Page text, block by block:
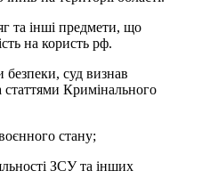
та інші предмети, що
на користь рф.
безпеки, суд визнав
Кримінального
стану;
ЗСУ та інших